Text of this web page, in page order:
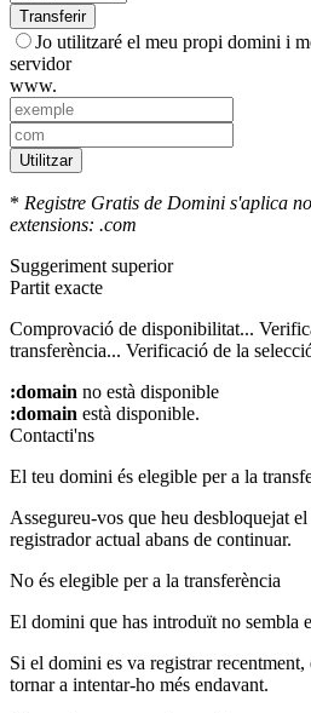
Transferir
Jo utilitzaré el meu propi domini i
servidor
www.
Utilitzar
* Registre Gratis de Domini s'aplica
extensions: .com
Suggeriment superior
Partit exacte
Comprovació de disponibilitat...
transferència... Verificació de la
:domain no està disponible
:domain està disponible.
Contacti'ns
El teu domini és elegible per a la
Assegureu-vos que heu desbloquejat
registrador actual abans de continuar.
No és elegible per a la transferència
El domini que has introduït no sembla
Si el domini es va registrar
tornar a intentar-ho més endavant.